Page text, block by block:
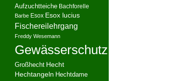
Aufzuchtteiche Bachforelle
Barbe Esox Esox lucius
Fischereilehrgang
Freddy Wesemann
Gewässerschutz
Großhecht Hecht
Hechtangeln Hechtdame